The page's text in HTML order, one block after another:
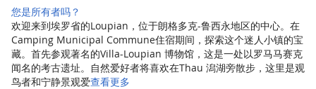
您是所有者吗？
欢迎来到埃罗省的Loupian，位于朗格多克-鲁西永地区的中心。在
Camping Municipal Commune住宿期间，探索这个迷人小镇的宝
藏。首先参观著名的Villa-Loupian 博物馆，这是一处以罗马马赛克
闻名的考古遗址。自然爱好者将喜欢在Thau 潟湖旁散步，这里是观
鸟者和宁静景观爱查看更多